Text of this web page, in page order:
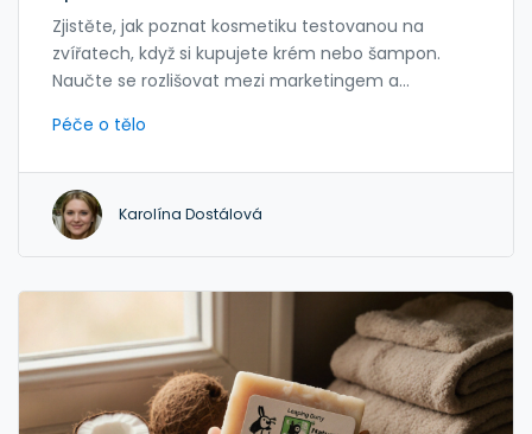
Zjistěte, jak poznat kosmetiku testovanou na
zvířatech, když si kupujete krém nebo šampon.
Naučte se rozlišovat mezi marketingem a
etické značky.
Péče o tělo
Karolína Dostálová